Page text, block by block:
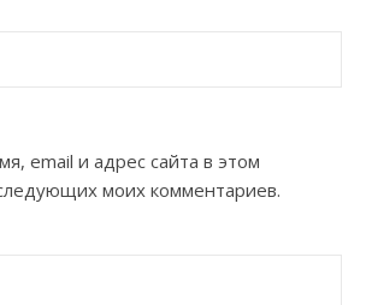
email и адрес сайта в этом
моих комментариев.